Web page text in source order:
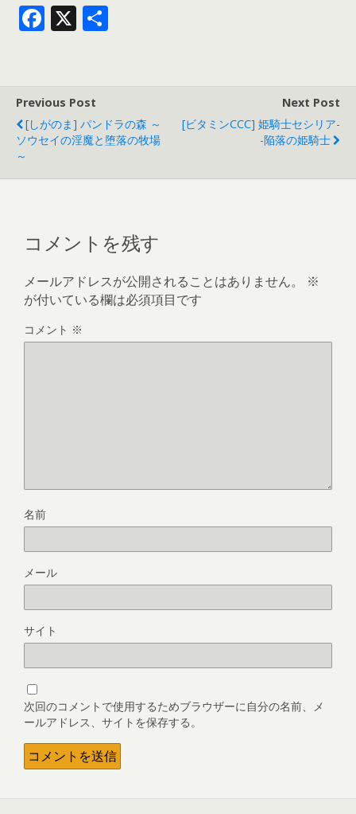
F
b
o
o
k
X
Previous Post
[しがのま] パンドラの森 ～
ソウセイの淫魔と堕落の牧場
～
Next Post
[ビタミンCCC] 姫騎士セシリア-
-陥落の姫騎士
コメントを残す
メールアドレスが公開されることはありません。
※
が付いている欄は必須項目です
コメント ※
名前
メール
サイト
次回のコメントで使用するためブラウザーに自分の名前、メ
ールアドレス、サイトを保存する。